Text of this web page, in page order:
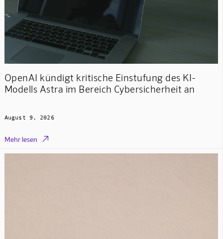
OpenAI kündigt kritische Einstufung des KI-
Modells Astra im Bereich Cybersicherheit an
August 9, 2026
Mehr lesen 